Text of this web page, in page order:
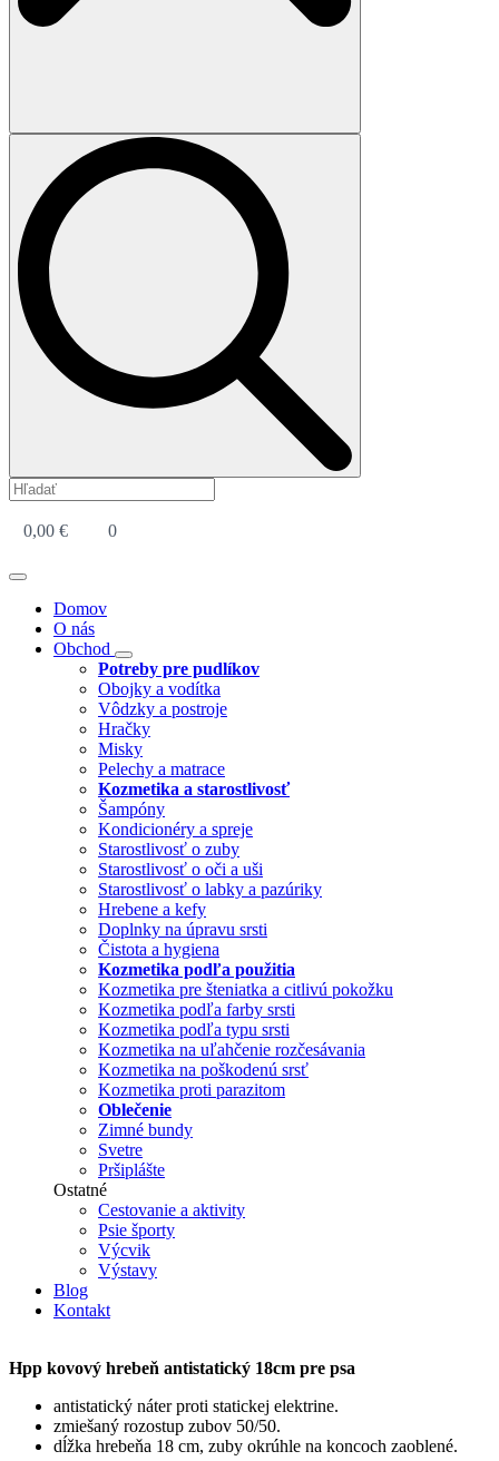
0,00 € 0
Domov
O nás
Obchod
Potreby pre pudlíkov
Obojky a vodítka
Vôdzky a postroje
Hračky
Misky
Pelechy a matrace
Kozmetika a starostlivosť
Šampóny
Kondicionéry a spreje
Starostlivosť o zuby
Starostlivosť o oči a uši
Starostlivosť o labky a pazúriky
Hrebene a kefy
Doplnky na úpravu srsti
Čistota a hygiena
Kozmetika podľa použitia
Kozmetika pre šteniatka a citlivú pokožku
Kozmetika podľa farby srsti
Kozmetika podľa typu srsti
Kozmetika na uľahčenie rozčesávania
Kozmetika na poškodenú srsť
Kozmetika proti parazitom
Oblečenie
Zimné bundy
Svetre
Pršiplášte
Ostatné
Cestovanie a aktivity
Psie športy
Výcvik
Výstavy
Blog
Kontakt
Hpp kovový hrebeň antistatický 18cm pre psa
antistatický náter proti statickej elektrine.
zmiešaný rozostup zubov 50/50.
dĺžka hrebeňa 18 cm, zuby okrúhle na koncoch zaoblené.